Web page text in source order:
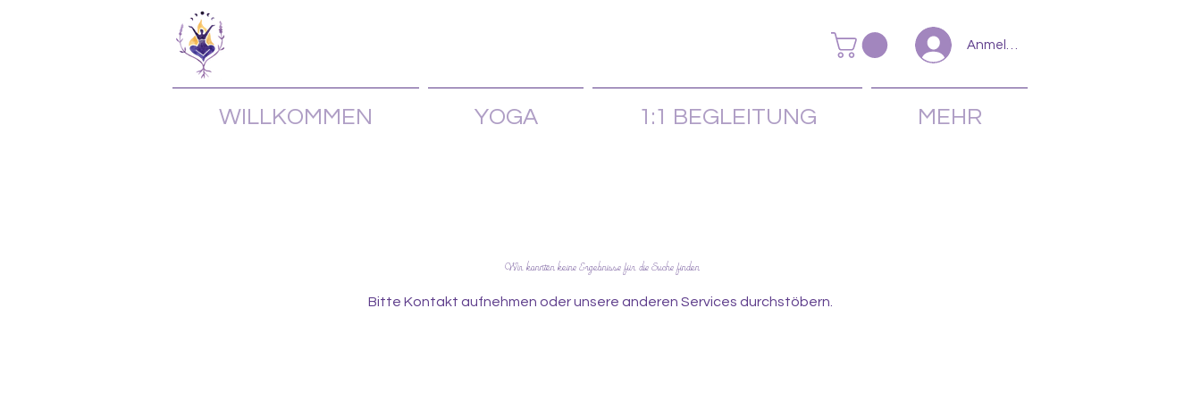
Anmelden
WILLKOMMEN YOGA 1:1 BEGLEITUNG MEHR
Wir konnten keine Ergebnisse für die Suche finden
Bitte Kontakt aufnehmen oder unsere anderen Services durchstöbern.